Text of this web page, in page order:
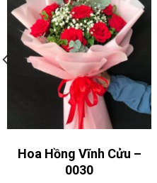
Hoa Hồng Vĩnh Cửu –
0030